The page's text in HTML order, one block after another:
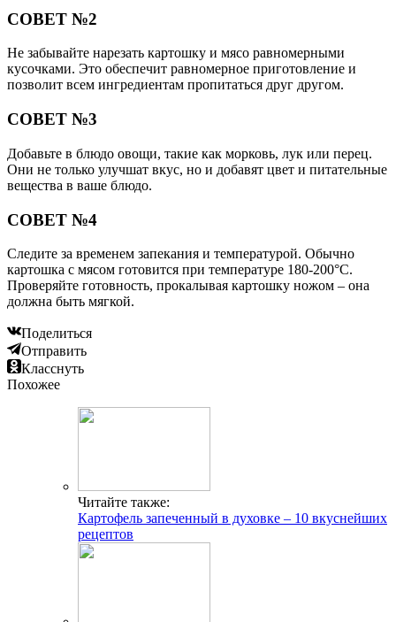
СОВЕТ №2
Не забывайте нарезать картошку и мясо равномерными
кусочками. Это обеспечит равномерное приготовление и
позволит всем ингредиентам пропитаться друг другом.
СОВЕТ №3
Добавьте в блюдо овощи, такие как морковь, лук или перец.
Они не только улучшат вкус, но и добавят цвет и питательные
вещества в ваше блюдо.
СОВЕТ №4
Следите за временем запекания и температурой. Обычно
картошка с мясом готовится при температуре 180-200°C.
Проверяйте готовность, прокалывая картошку ножом – она
должна быть мягкой.
Поделиться
Отправить
Класснуть
Похожее
Читайте также:
Картофель запеченный в духовке – 10 вкуснейших
рецептов